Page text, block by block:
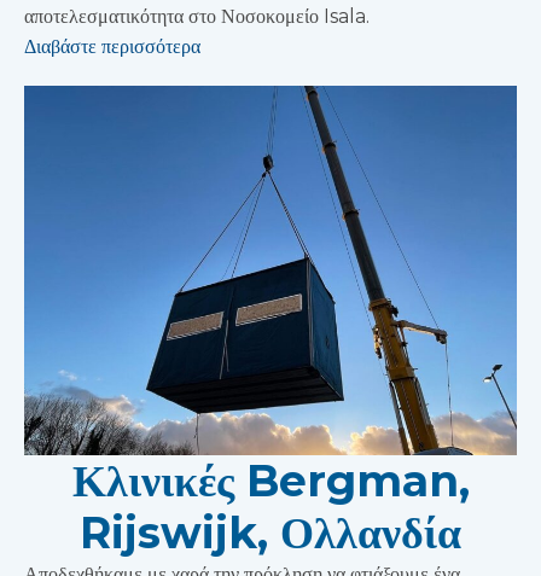
αποτελεσματικότητα στο Νοσοκομείο Isala.
Διαβάστε περισσότερα
Κλινικές Bergman,
Rijswijk, Ολλανδία